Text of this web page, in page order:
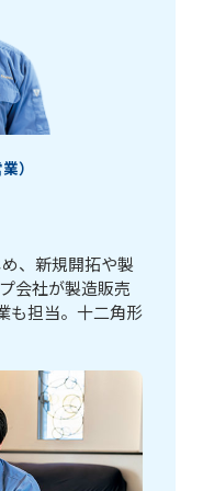
）
、新規開拓や製
会社が製造販売
も担当。十二角形